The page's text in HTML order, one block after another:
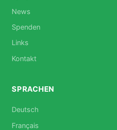
News
Spenden
Links
Kontakt
SPRACHEN
Deutsch
Français